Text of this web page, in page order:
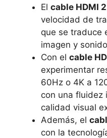
El cable HDMI
velocidad de
que se traduce
imagen y
Con el cable
experimentar
60Hz o 4K a
con una fluidez
calidad visual
Además, el
con la